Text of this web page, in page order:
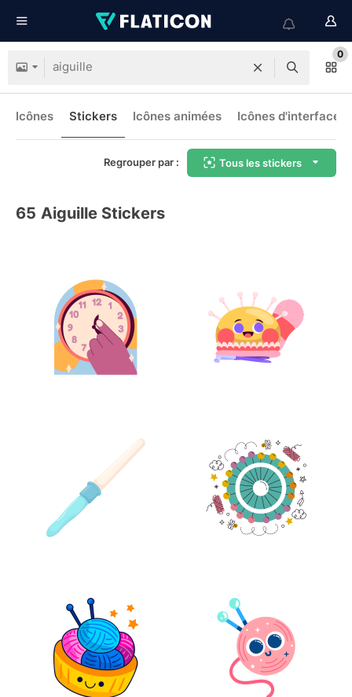
0
Icônes Stickers Icônes animées Icônes d'interface
Regrouper par : Tous les stickers
65 Aiguille Stickers